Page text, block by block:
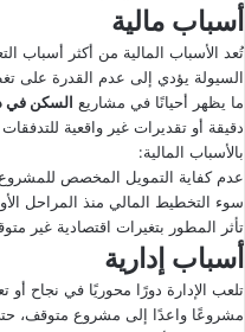
أسباب مالية
تُعد الأسباب المالية من أكثر أسباب
السيولة يؤدي إلى عدم القدرة على
ما يظهر أحيانًا في مشاريع السكن في
دقيقة أو تقديرات غير واقعية
بالأسباب المالية:
عدم كفاية التمويل المخصص
سوء التخطيط المالي منذ المراحل
تأثر المطور بتغيرات اقتصادية غير
أسباب إدارية
تلعب الإدارة دورًا محوريًا في نجاح
مشروعًا واعدًا إلى مشروع